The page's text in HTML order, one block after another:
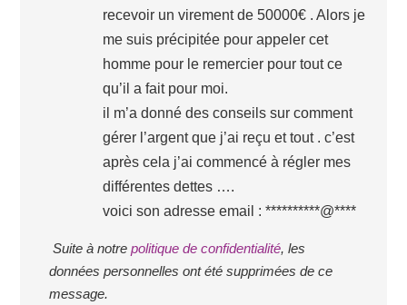
recevoir un virement de 50000€ . Alors je
me suis précipitée pour appeler cet
homme pour le remercier pour tout ce
qu’il a fait pour moi.
il m’a donné des conseils sur comment
gérer l’argent que j’ai reçu et tout . c’est
après cela j’ai commencé à régler mes
différentes dettes ….
voici son adresse email : **********@****
Suite à notrepolitique de confidentialité, les
données personnelles ont été supprimées de ce
message.